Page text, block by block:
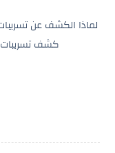
لماذا الكشف عن
كشف تسريبات